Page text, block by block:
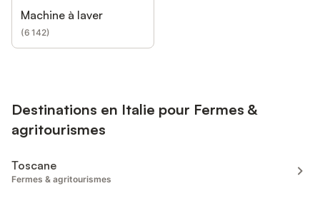
Machine à laver
(6 142)
Destinations en Italie pour Fermes &
agritourismes
Toscane
Fermes & agritourismes